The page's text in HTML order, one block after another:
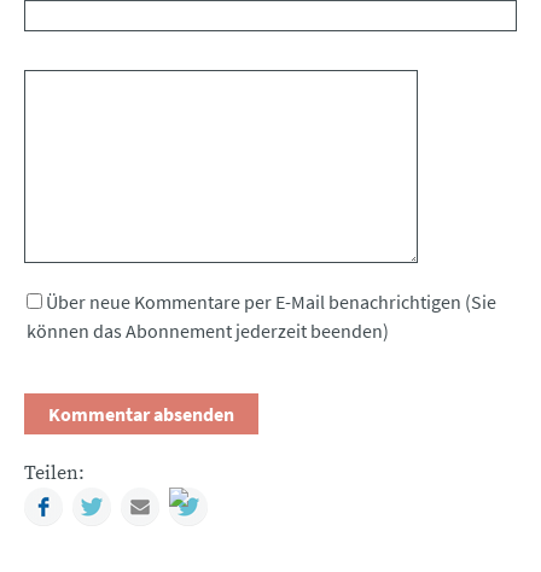
Über neue Kommentare per E-Mail benachrichtigen (Sie
können das Abonnement jederzeit beenden)
Teilen:
FacebookTwitterMail